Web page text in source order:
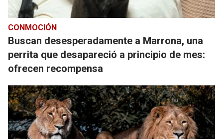
CONMOCIÓN
Buscan desesperadamente a Marrona, una
perrita que desapareció a principio de mes:
ofrecen recompensa